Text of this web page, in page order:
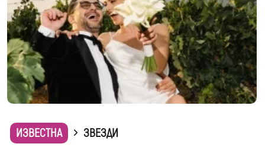
ИЗВЕСТНА
ЗВЕЗДИ